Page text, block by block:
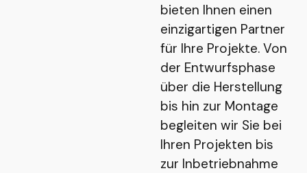
bieten Ihnen einen
einzigartigen Partner
für Ihre Projekte. Von
der Entwurfsphase
über die Herstellung
bis hin zur Montage
begleiten wir Sie bei
Ihren Projekten bis
zur Inbetriebnahme